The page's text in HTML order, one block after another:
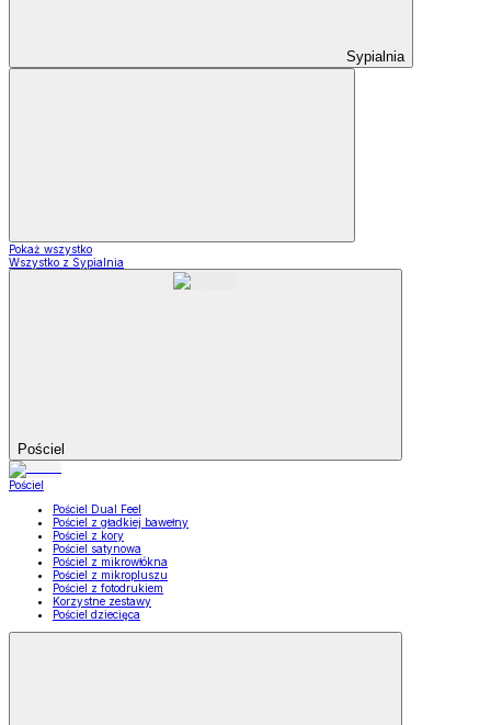
Sypialnia
Pokaż wszystko
Wszystko z Sypialnia
Pościel
Pościel
Pościel Dual Feel
Pościel z gładkiej bawełny
Pościel z kory
Pościel satynowa
Pościel z mikrowłókna
Pościel z mikropluszu
Pościel z fotodrukiem
Korzystne zestawy
Pościel dziecięca